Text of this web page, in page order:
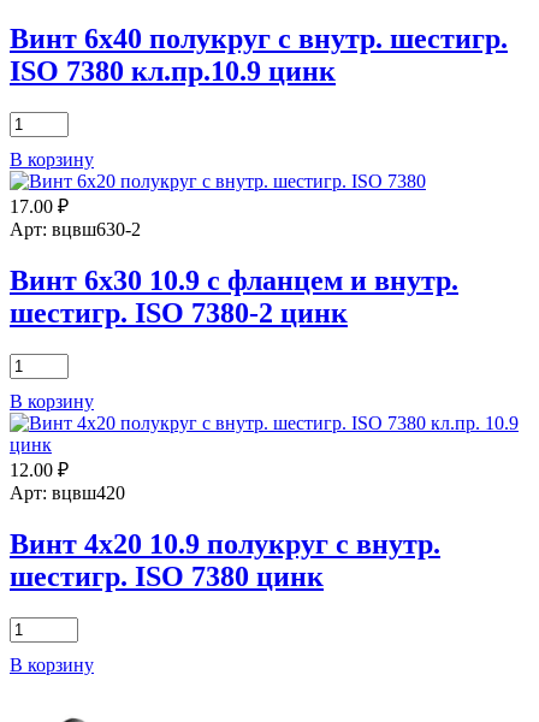
внутр.
шестигр.
ISO
цинк
Винт 6х40 полукруг с внутр. шестигр.
ISO 7380 кл.пр.10.9 цинк
Количество
товара
Винт
6х40
полукруг
с
шестигр.
ISO
7380
цинк
В корзину
17.00 ₽
Арт: вцвш630-2
Винт 6х30 10.9 с фланцем и внутр.
шестигр. ISO 7380-2 цинк
Количество
товара
Винт
6х30
10.9
с
фланцем
внутр.
шестигр.
ISO
2
цинк
В корзину
12.00 ₽
Арт: вцвш420
Винт 4х20 10.9 полукруг с внутр.
шестигр. ISO 7380 цинк
Количество
товара
Винт
В корзину